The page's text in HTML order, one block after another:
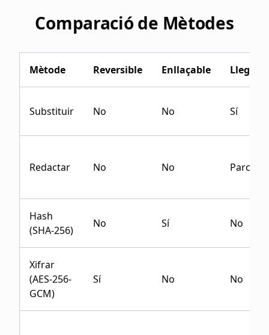
Comparació de Mètodes
Mètode Reversible Enllaçable Llegible
Substituir No No Sí
Redactar No No Parcial
Hash
(SHA-256)
No Sí No
Xifrar
(AES-256-
GCM)
Sí No No